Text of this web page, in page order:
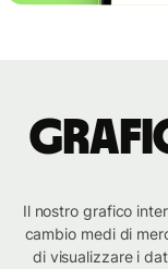
Il nostro grafico
cambio medi di
di visualizzare i